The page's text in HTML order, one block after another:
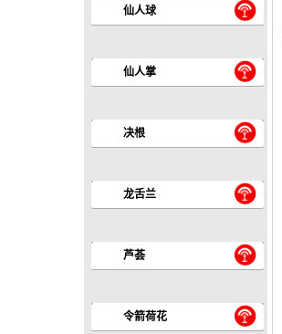
Guang hui stoves center
仙人球
仙人掌
决根
龙舌兰
芦荟
令箭荷花